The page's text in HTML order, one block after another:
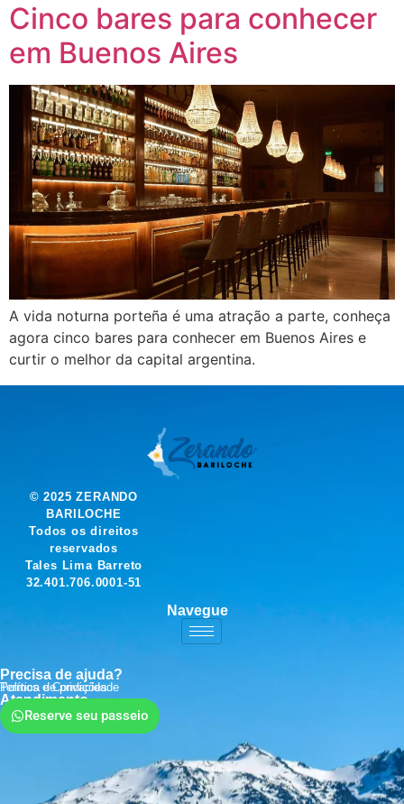
Cinco bares para conhecer
em Buenos Aires
A vida noturna porteña é uma atração a parte, conheça
agora cinco bares para conhecer em Buenos Aires e
curtir o melhor da capital argentina.
© 2025 ZERANDO
BARILOCHE
Todos os direitos
reservados
Tales Lima Barreto
32.401.706.0001-51
Navegue
Precisa de ajuda?
Política de privacidade
Termos e Condições
Atendimento
Reserve seu passeio